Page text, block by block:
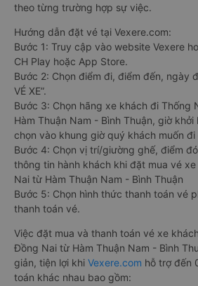
theo từng trường hợp sự việc.
Hướng dẫn đặt vé tại Vexere.com:
Bước 1: Truy cập vào website Vexere
CH Play hoặc App Store.
Bước 2: Chọn điểm đi, điểm đến, ngày
VÉ XE”.
Bước 3: Chọn hãng xe khách đi Thống
Hàm Thuận Nam - Bình Thuận, giờ khởi
chọn vào khung giờ quý khách muốn
Bước 4: Chọn vị trí/giường ghế, điểm
thông tin hành khách khi đặt mua vé
Nai từ Hàm Thuận Nam - Bình Thuận
Bước 5: Chọn hình thức thanh toán vé
thanh toán vé.
Việc đặt mua và thanh toán vé xe
Đồng Nai từ Hàm Thuận Nam - Bình
giản, tiện lợi khi Vexere.com hỗ trợ đến
toán khác nhau bao gồm: